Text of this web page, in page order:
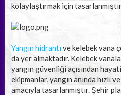
kolaylaştırmak için
Yangın hidrantı ve kelebek vana
da yer almaktadır. Kelebek
yangın güvenliği açısından
ekipmanlar, yangın anında hızlı
amacıyla tasarlanmıştır. Şehir